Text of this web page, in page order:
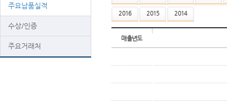
주요납품실적
수상/인증
주요거래처
2016 2015 2014
매출년도